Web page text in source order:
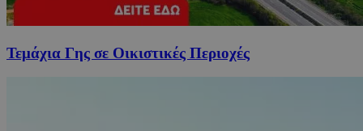
Τεμάχια Γης σε Οικιστικές Περιοχές